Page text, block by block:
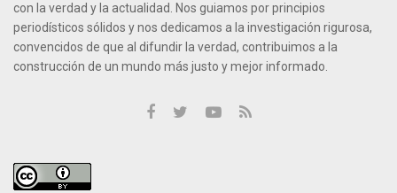
con la verdad y la actualidad. Nos guiamos por principios
periodísticos sólidos y nos dedicamos a la investigación rigurosa,
convencidos de que al difundir la verdad, contribuimos a la
construcción de un mundo más justo y mejor informado.